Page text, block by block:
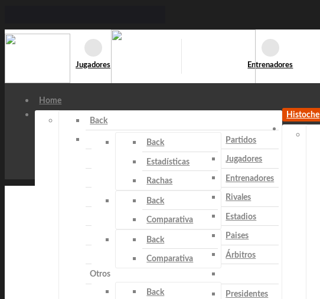
Jugadores Entrenadores
Home
Histoche
Back
Partidos
Back
Estadísticas
Rachas
Jugadores
Back
Comparativa
Entrenadores
Back
Comparativa
Rivales
Estadios
Paises
Árbitros
Otros
Back Presidentes